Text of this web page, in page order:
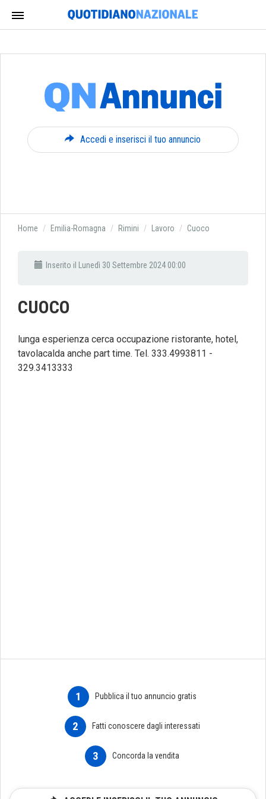
Accedi e inserisci il tuo annuncio
Home Emilia-Romagna Rimini Lavoro Cuoco
Inserito il Lunedì 30 Settembre 2024 00:00
CUOCO
lunga esperienza cerca occupazione ristorante, hotel,
tavolacalda anche part time. Tel. 333.4993811 -
329.3413333
1 Pubblica il tuo annuncio gratis
2 Fatti conoscere dagli interessati
3 Concorda la vendita